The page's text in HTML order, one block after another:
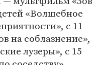
«Волшебное
с 11
на соблазнение»,
лузеры», с 15